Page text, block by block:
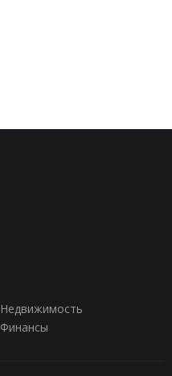
Недвижимость
Финансы